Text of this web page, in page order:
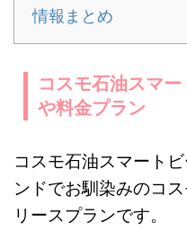
情報まとめ
コスモ石油スマ
や料金プラン
コスモ石油スマート
ンドでお馴染みのコ
リースプランです。